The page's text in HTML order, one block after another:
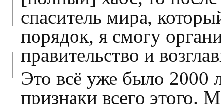
спаситель мира,
порядок, я смогу
правительство и
Это всё уже было 2000
признаки всего этого.